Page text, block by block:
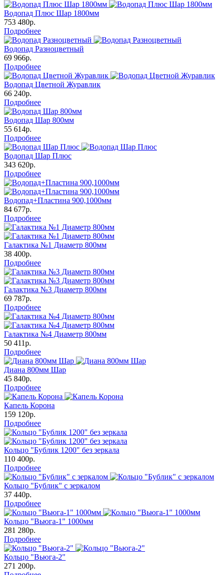
Водопад Плюс Шар 1800мм
753 480р.
Подробнее
Водопад Разноцветный
69 966р.
Подробнее
Водопад Цветной Журавлик
66 240р.
Подробнее
Водопад Шар 800мм
55 614р.
Подробнее
Водопад Шар Плюс
343 620р.
Подробнее
Водопад+Пластина 900,1000мм
84 677р.
Подробнее
Галактика №1 Диаметр 800мм
38 400р.
Подробнее
Галактика №3 Диаметр 800мм
69 787р.
Подробнее
Галактика №4 Диаметр 800мм
50 411р.
Подробнее
Диана 800мм Шар
45 840р.
Подробнее
Капель Корона
159 120р.
Подробнее
Кольцо "Бублик 1200" без зеркала
110 400р.
Подробнее
Кольцо "Бублик" с зеркалом
37 440р.
Подробнее
Кольцо "Вьюга-1" 1000мм
281 280р.
Подробнее
Кольцо "Вьюга-2"
271 200р.